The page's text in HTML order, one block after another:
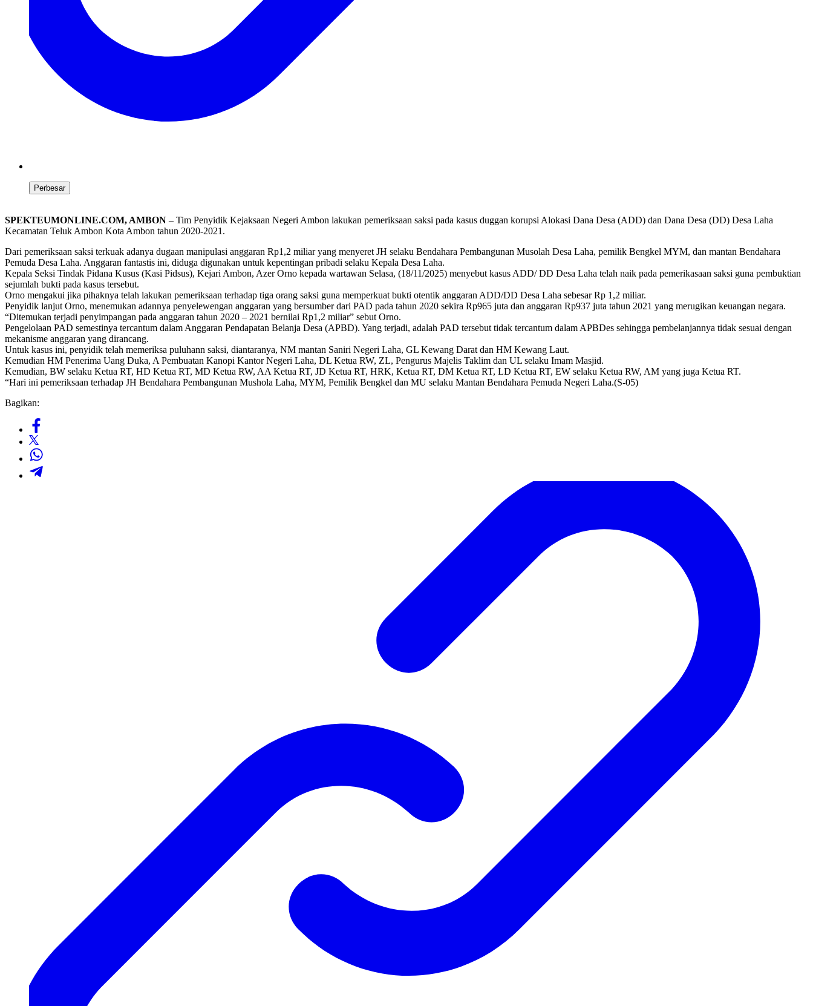
Perbesar
SPEKTEUMONLINE.COM, AMBON – Tim Penyidik Kejaksaan Negeri Ambon lakukan pemeriksaan saksi pada kasus duggan korupsi Alokasi Dana Desa (ADD) dan Dana Desa (DD) Desa Laha
Kecamatan Teluk Ambon Kota Ambon tahun 2020-2021.
Dari pemeriksaan saksi terkuak adanya dugaan manipulasi anggaran Rp1,2 miliar yang menyeret JH selaku Bendahara Pembangunan Musolah Desa Laha, pemilik Bengkel MYM, dan mantan Bendahara
Pemuda Desa Laha. Anggaran fantastis ini, diduga digunakan untuk kepentingan pribadi selaku Kepala Desa Laha.
Kepala Seksi Tindak Pidana Kusus (Kasi Pidsus), Kejari Ambon, Azer Orno kepada wartawan Selasa, (18/11/2025) menyebut kasus ADD/ DD Desa Laha telah naik pada pemerikasaan saksi guna pembuktian
sejumlah bukti pada kasus tersebut.
Orno mengakui jika pihaknya telah lakukan pemeriksaan terhadap tiga orang saksi guna memperkuat bukti otentik anggaran ADD/DD Desa Laha sebesar Rp 1,2 miliar.
Penyidik lanjut Orno, menemukan adannya penyelewengan anggaran yang bersumber dari PAD pada tahun 2020 sekira Rp965 juta dan anggaran Rp937 juta tahun 2021 yang merugikan keuangan negara.
“Ditemukan terjadi penyimpangan pada anggaran tahun 2020 – 2021 bernilai Rp1,2 miliar” sebut Orno.
Pengelolaan PAD semestinya tercantum dalam Anggaran Pendapatan Belanja Desa (APBD). Yang terjadi, adalah PAD tersebut tidak tercantum dalam APBDes sehingga pembelanjannya tidak sesuai dengan
mekanisme anggaran yang dirancang.
Untuk kasus ini, penyidik telah memeriksa puluhann saksi, diantaranya, NM mantan Saniri Negeri Laha, GL Kewang Darat dan HM Kewang Laut.
Kemudian HM Penerima Uang Duka, ⁠A Pembuatan Kanopi Kantor Negeri Laha, DL Ketua RW, ⁠ZL, Pengurus Majelis Taklim dan ⁠UL selaku Imam Masjid.
Kemudian, BW selaku Ketua RT, HD Ketua RT, ⁠MD Ketua RW, AA Ketua RT, JD Ketua RT, ⁠HRK, Ketua RT, ⁠DM Ketua RT, ⁠LD Ketua RT, ⁠EW selaku Ketua RW, ⁠AM yang juga Ketua RT.
“Hari ini pemeriksaan terhadap JH Bendahara Pembangunan Mushola Laha, MYM, Pemilik Bengkel dan MU selaku Mantan Bendahara Pemuda Negeri Laha.(S-05)
Bagikan: